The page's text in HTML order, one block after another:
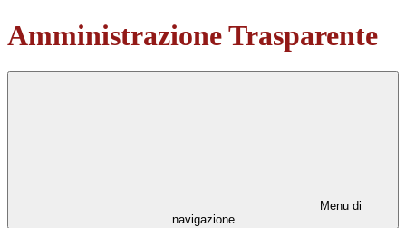
Amministrazione Trasparente
Menu di
navigazione